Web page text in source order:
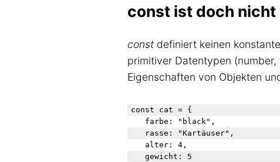
const ist doch
const definiert keinen
primitiver Datentypen
Eigenschaften von Objekten
const cat = {
   farbe: "black",
   rasse: "Kartäuser",
   alter: 4,
   gewicht: 5